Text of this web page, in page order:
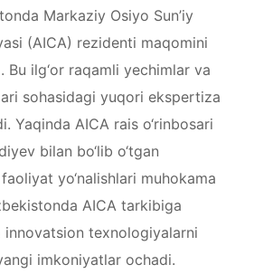
Markaziy Osiyo Sun’iy
(AICA) rezidenti maqomini
Bu ilg‘or raqamli yechimlar va
sohasidagi yuqori ekspertiza
Yaqinda AICA rais o‘rinbosari
bilan bo‘lib o‘tgan
yo‘nalishlari muhokama
AICA tarkibiga
innovatsion texnologiyalarni
imkoniyatlar ochadi.